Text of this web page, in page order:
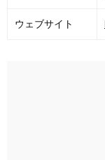
ウェブサイト